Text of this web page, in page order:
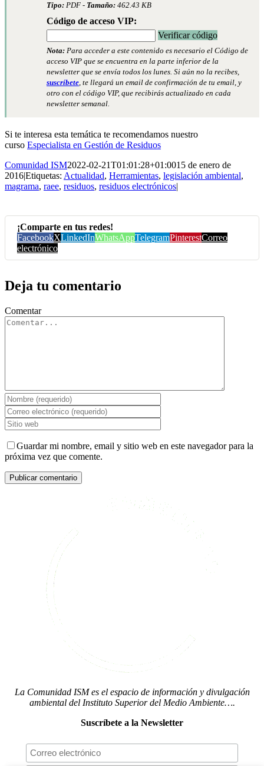
Tipo: PDF - Tamaño: 462.43 KB
Código de acceso VIP:
Verificar código
Nota: Para acceder a este contenido es necesario el Código de
acceso VIP que se encuentra en la parte inferior de la
newsletter que se envía todos los lunes. Si aún no la recibes,
suscríbete, te llegará un email de confirmación de tu email, y
otro con el código VIP, que recibirás actualizado en cada
newsletter semanal.
Si te interesa esta temática te recomendamos nuestro
curso Especialista en Gestión de Residuos
Comunidad ISM2022-02-21T01:01:28+01:0015 de enero de
2016|Etiquetas: Actualidad, Herramientas, legislación ambiental,
magrama, raee, residuos, residuos electrónicos|
¡Comparte en tus redes!
FacebookXLinkedInWhatsAppTelegramPinterestCorreo
electrónico
Deja tu comentario
Comentar
Guardar mi nombre, email y sitio web en este navegador para la
próxima vez que comente.
La Comunidad ISM es el espacio de información y divulgación
ambiental del Instituto Superior del Medio Ambiente….
Suscríbete a la Newsletter